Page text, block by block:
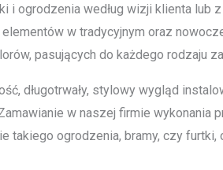
i ogrodzenia według wizji klienta lub
w tradycyjnym oraz
pasujących do każdego rodzaju
długotrwały, stylowy wygląd
w naszej firmie wykonania
takiego ogrodzenia, bramy, czy furtki,